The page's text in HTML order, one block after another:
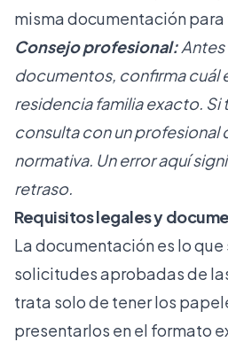
misma documentación
Consejo profesional:Antes
documentos, confirma cuál
residencia familia exacto. Si
consulta con un profesional
normativa. Un error aquí
retraso.
Requisitos legales y
La documentación es lo que
solicitudes aprobadas de
trata solo de tener los
presentarlos en el formato